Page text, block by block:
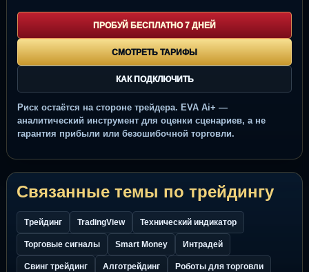
ПРОБУЙ БЕСПЛАТНО 7 ДНЕЙ
СМОТРЕТЬ ТАРИФЫ
КАК ПОДКЛЮЧИТЬ
Риск остаётся на стороне трейдера. EVA Ai+ —
аналитический инструмент для оценки сценариев, а не
гарантия прибыли или безошибочной торговли.
Связанные темы по трейдингу
Трейдинг TradingView Технический индикатор
Торговые сигналы Smart Money Интрадей
Свинг трейдинг Алготрейдинг Роботы для торговли